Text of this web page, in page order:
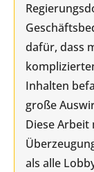
dafür, dass
Inhalten
große
Diese
als alle